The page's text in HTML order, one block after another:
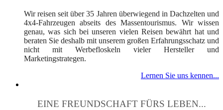
Wir reisen seit über 35 Jahren überwiegend in Dachzelten und
4x4-Fahrzeugen abseits des Massentourismus. Wir wissen
genau, was sich bei unseren vielen Reisen bewährt hat und
beraten Sie deshalb mit unserem großen Erfahrungsschatz und
nicht mit Werbefloskeln vieler Hersteller und
Marketingstrategen.
Lernen Sie uns kennen...
EINE FREUNDSCHAFT FÜRS LEBEN...